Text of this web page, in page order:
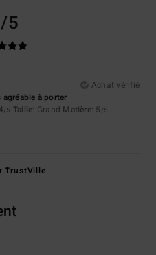
/5
Achat vérifié
à porter
/5 Taille: Grand Matière: 5 /5
TrustVille